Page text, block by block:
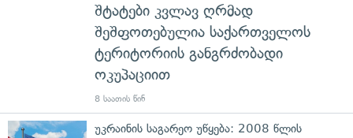
შტატები კვლავ ღრმად
შეშფოთებულია საქართველოს
ტერიტორიის განგრძობადი
ოკუპაციით
8 საათის წინ
უკრაინის საგარეო უწყება: 2008 წლის